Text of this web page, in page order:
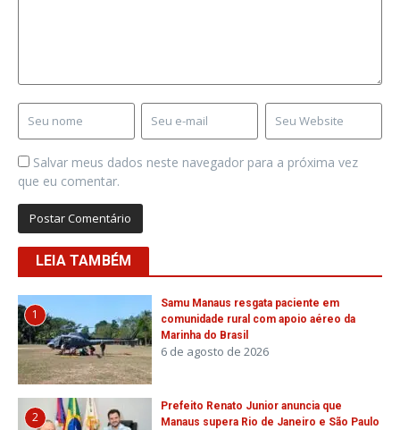
Salvar meus dados neste navegador para a próxima vez
que eu comentar.
LEIA TAMBÉM
1
Samu Manaus resgata paciente em
comunidade rural com apoio aéreo da
Marinha do Brasil
6 de agosto de 2026
2
Prefeito Renato Junior anuncia que
Manaus supera Rio de Janeiro e São Paulo